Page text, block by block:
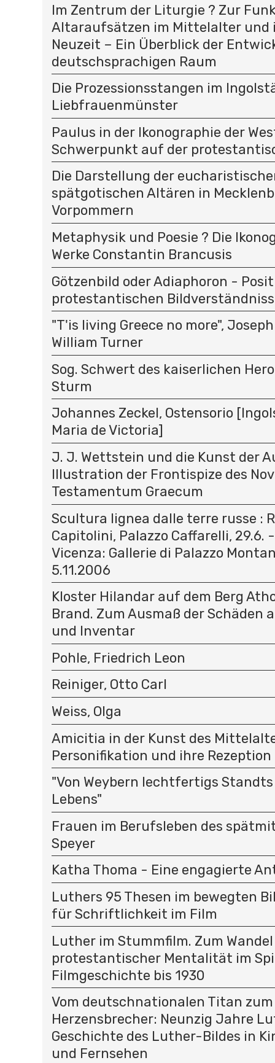
Im Zentrum der Liturgie ? Zur
Altaraufsätzen im Mittelalter und
Neuzeit – Ein Überblick der
deutschsprachigen Raum
Die Prozessionsstangen im
Liebfrauenmünster
Paulus in der Ikonographie der
Schwerpunkt auf der
Die Darstellung der
spätgotischen Altären in
Vorpommern
Metaphysik und Poesie ? Die
Werke Constantin Brancusis
Götzenbild oder Adiaphoron -
protestantischen
"T'is living Greece no more",
William Turner
Sog. Schwert des kaiserlichen
Sturm
Johannes Zeckel, Ostensorio
Maria de Victoria]
J. J. Wettstein und die Kunst der
Illustration der Frontispize des
Testamentum Graecum
Scultura lignea dalle terre russe :
Capitolini, Palazzo Caffarelli, 29.6.
Vicenza: Gallerie di Palazzo
5.11.2006
Kloster Hilandar auf dem Berg
Brand. Zum Ausmaß der Schäden
und Inventar
Pohle, Friedrich Leon
Reiniger, Otto Carl
Weiss, Olga
Amicitia in der Kunst des
Personifikation und ihre Rezeption
"Von Weybern lechtfertigs Standts
Lebens"
Frauen im Berufsleben des
Speyer
Katha Thoma - Eine engagierte
Luthers 95 Thesen im bewegten
für Schriftlichkeit im Film
Luther im Stummfilm. Zum Wandel
protestantischer Mentalität im
Filmgeschichte bis 1930
Vom deutschnationalen Titan zum
Herzensbrecher: Neunzig Jahre
Geschichte des Luther-Bildes in
und Fernsehen